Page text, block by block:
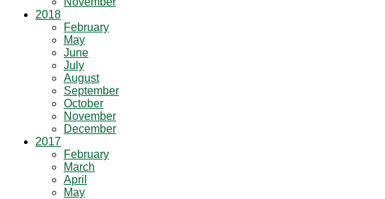
2018
February
May
June
July
August
September
October
November
December
2017
February
March
April
May